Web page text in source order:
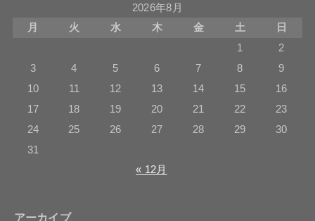
2026年8月
月
火 水 木 金 土
日
1
2
3
4 5 6 7 8
9
10
11 12 13 14 15
16
17
18 19 20 21 22
23
24
25 26 27 28 29
30
31
« 12月
アーカイブ